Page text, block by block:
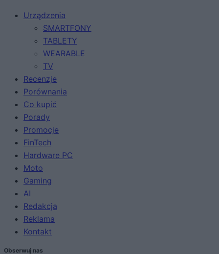
Urządzenia
SMARTFONY
TABLETY
WEARABLE
TV
Recenzje
Porównania
Co kupić
Porady
Promocje
FinTech
Hardware PC
Moto
Gaming
AI
Redakcja
Reklama
Kontakt
Obserwuj nas